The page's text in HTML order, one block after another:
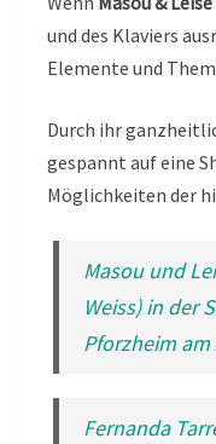
und des Klaviers
Elemente und
Durch ihr
gespannt auf eine
Möglichkeiten der
Masou und
Weiss) in der
Pforzheim am
Fernanda